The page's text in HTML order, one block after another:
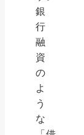
銀
行
融
資
の
よ
う
な